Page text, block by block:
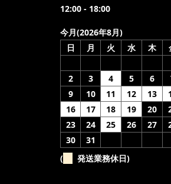
12:00 - 18:00
今月(2026年8月)
日
月 火 水 木
2
3 4 5 6
9
10 11 12 13
16
17 18 19 20
23
24 25 26 27
30
31
(
発送業務休日)